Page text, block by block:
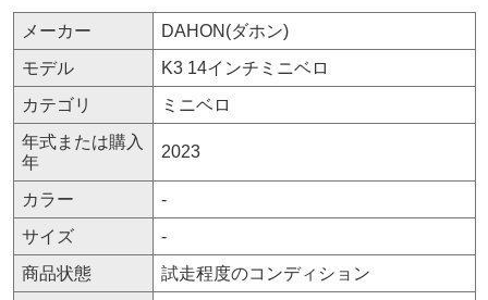
メーカー
DAHON(ダホン)
モデル
K3 14インチミニベロ
カテゴリ
ミニベロ
年式または購入
年
2023
カラー
-
サイズ
-
商品状態
試走程度のコンディション